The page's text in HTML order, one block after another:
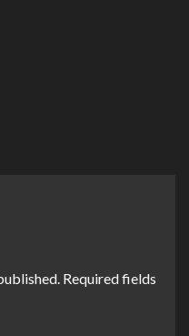
Required fields